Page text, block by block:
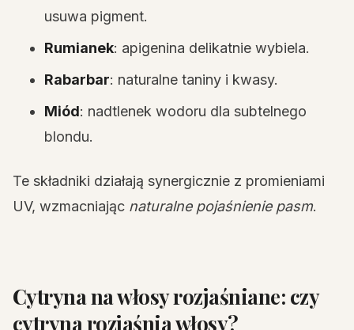
usuwa pigment.
Rumianek: apigenina delikatnie wybiela.
Rabarbar: naturalne taniny i kwasy.
Miód: nadtlenek wodoru dla subtelnego
blondu.
Te składniki działają synergicznie z promieniami
UV, wzmacniając naturalne pojaśnienie pasm.
Cytryna na włosy rozjaśniane: czy
cytryna rozjaśnia włosy?